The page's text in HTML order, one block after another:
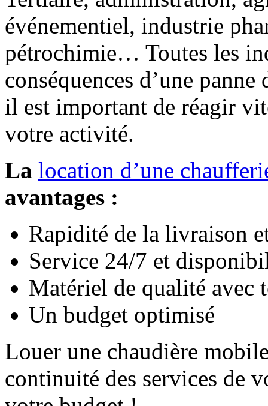
événementiel, industrie
pétrochimie… Toutes les
conséquences d’une
il est important de réagir
votre activité.
La location d’une
avantages :
Rapidité de la livraison
Service 24/7 et
Matériel de qualité avec
Un budget optimisé
Louer une chaudière
continuité des services de